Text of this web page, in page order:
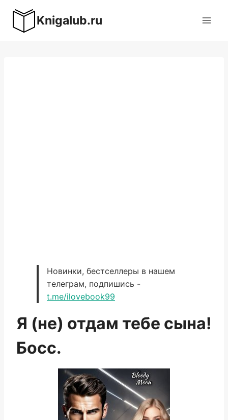
содержимому
Knigalub.ru
Новинки, бестселлеры в нашем
телеграм, подпишись -
t.me/ilovebook99
Я (не) отдам тебе сына!
Босс.